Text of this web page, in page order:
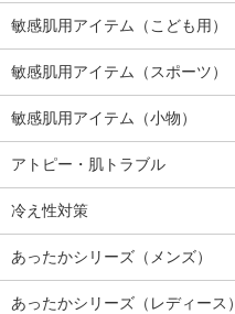
敏感肌用アイテム（こども用）
敏感肌用アイテム（スポーツ）
敏感肌用アイテム（小物）
アトピー・肌トラブル
冷え性対策
あったかシリーズ（メンズ）
あったかシリーズ（レディース）